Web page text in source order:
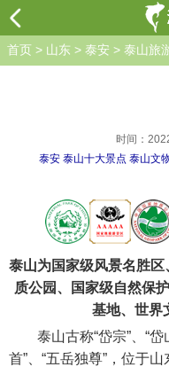
首页 > 山东 > 泰安 > 泰山旅
时间：
泰安 泰山十大景点 泰山文
泰山为国家级风景名胜
质公园、国家级自然保
基地、世界
泰山古称“岱宗”、“岱
首”、“五岳独尊”，位于